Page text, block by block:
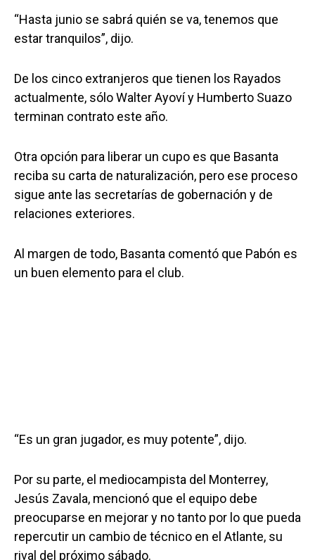
“Hasta junio se sabrá quién se va, tenemos que
estar tranquilos”, dijo.
De los cinco extranjeros que tienen los Rayados
actualmente, sólo Walter Ayoví y Humberto Suazo
terminan contrato este año.
Otra opción para liberar un cupo es que Basanta
reciba su carta de naturalización, pero ese proceso
sigue ante las secretarías de gobernación y de
relaciones exteriores.
Al margen de todo, Basanta comentó que Pabón es
un buen elemento para el club.
“Es un gran jugador, es muy potente”, dijo.
Por su parte, el mediocampista del Monterrey,
Jesús Zavala, mencionó que el equipo debe
preocuparse en mejorar y no tanto por lo que pueda
repercutir un cambio de técnico en el Atlante, su
rival del próximo sábado.